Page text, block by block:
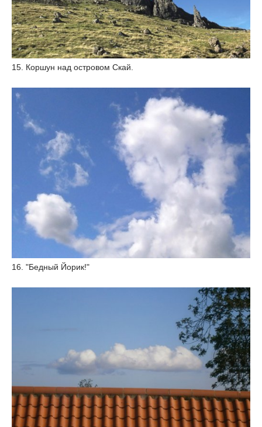
15. Коршун над островом Скай.
16. "Бедный Йорик!"